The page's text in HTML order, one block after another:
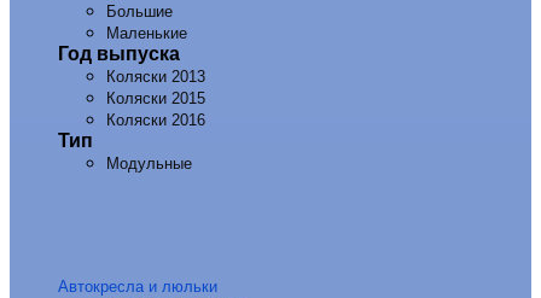
Большие
Маленькие
Год выпуска
Коляски 2013
Коляски 2015
Коляски 2016
Тип
Модульные
Автокресла и люльки